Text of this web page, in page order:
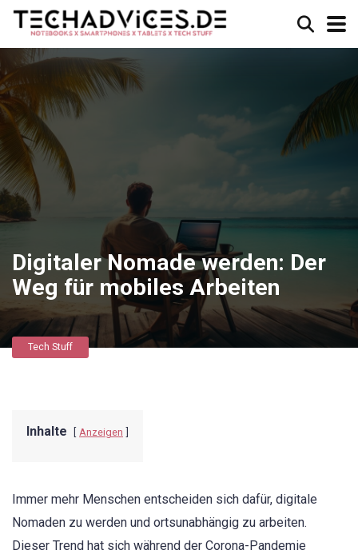
Digitaler Nomade werden: Der
Weg für mobiles Arbeiten
Tech Stuff
Inhalte Anzeigen
Immer mehr Menschen entscheiden sich dafür, digitale
Nomaden zu werden und ortsunabhängig zu arbeiten.
Dieser Trend hat sich während der Corona-Pandemie